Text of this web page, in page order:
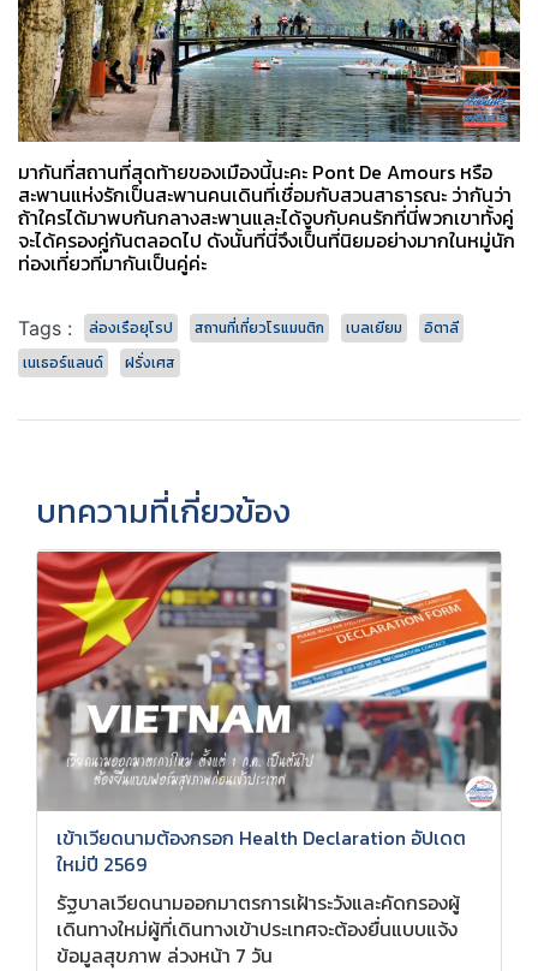
มากันที่สถานที่สุดท้ายของเมืองนี้นะคะ Pont De Amours หรือ
สะพานแห่งรักเป็นสะพานคนเดินที่เชื่อมกับสวนสาธารณะ ว่ากันว่า
ถ้าใครได้มาพบกันกลางสะพานและได้จูบกับคนรักที่นี่พวกเขาทั้งคู่
จะได้ครองคู่กันตลอดไป ดังนั้นที่นี่จึงเป็นที่นิยมอย่างมากในหมู่นัก
ท่องเที่ยวที่มากันเป็นคู่ค่ะ
Tags : ล่องเรือยุโรป สถานที่เที่ยวโรแมนติก เบลเยียม
อิตาลี
เนเธอร์แลนด์
ฝรั่งเศส
บทความที่เกี่ยวข้อง
เข้าเวียดนามต้องกรอก Health Declaration อัปเดต
ใหม่ปี 2569
รัฐบาลเวียดนามออกมาตรการเฝ้าระวังและคัดกรองผู้
เดินทางใหม่ผู้ที่เดินทางเข้าประเทศจะต้องยื่นแบบแจ้ง
ข้อมูลสุขภาพ ล่วงหน้า 7 วัน